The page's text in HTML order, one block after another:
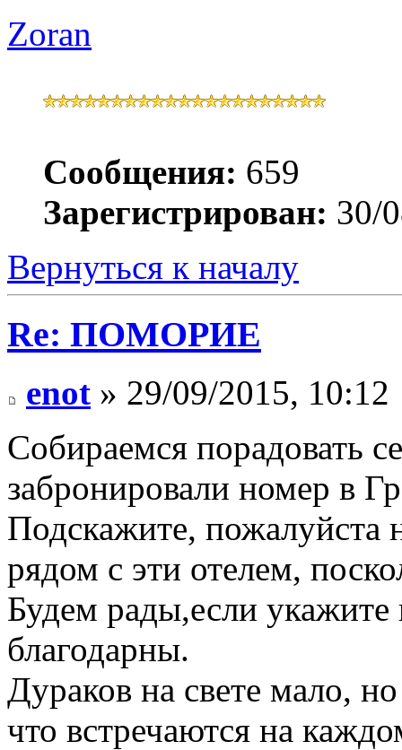
Zoran
Сообщения: 659
Зарегистрирован: 30/
Вернуться к началу
Re: ПОМОРИЕ
enot » 29/09/2015, 10:12
Собираемся порадовать
забронировали номер в
Подскажите, пожалуйста
рядом с эти отелем,
Будем рады,если укажите
благодарны.
Дураков на свете мало,
что встречаются на